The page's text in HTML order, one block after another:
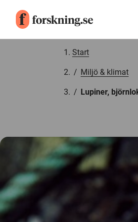
Start
/ Miljö & klimat
/ Lupiner,